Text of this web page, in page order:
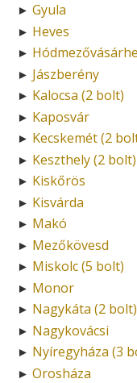
► Gyula
► Heves
►
► Jászberény
► Kalocsa (2 bolt)
► Kaposvár
► Kecskemét (2
► Keszthely (2 bolt)
► Kiskőrös
► Kisvárda
► Makó
► Mezőkövesd
► Miskolc (5 bolt)
► Monor
► Nagykáta (2 bolt)
► Nagykovácsi
► Nyíregyháza (3
► Orosháza